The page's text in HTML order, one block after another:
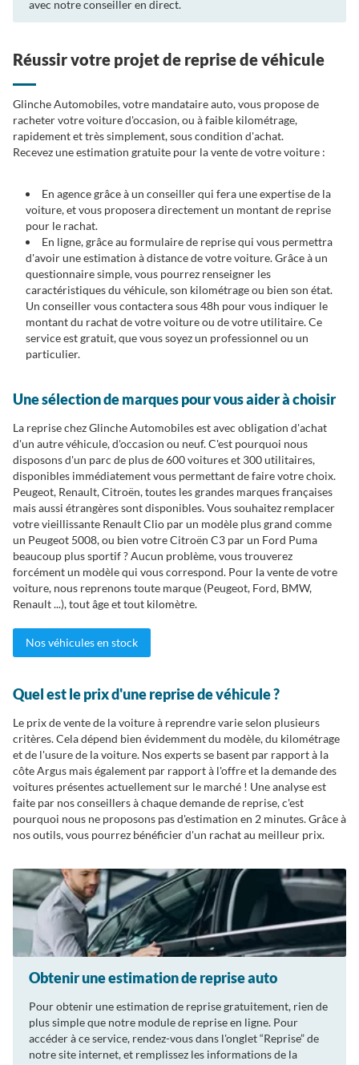
avec notre conseiller en direct.
Réussir votre projet de reprise de véhicule
Glinche Automobiles, votre mandataire auto, vous propose de
racheter votre voiture d'occasion, ou à faible kilométrage,
rapidement et très simplement, sous condition d'achat.
Recevez une estimation gratuite pour la vente de votre voiture :
En agence grâce à un conseiller qui fera une expertise de la
voiture, et vous proposera directement un montant de reprise
pour le rachat.
En ligne, grâce au formulaire de reprise qui vous permettra
d'avoir une estimation à distance de votre voiture. Grâce à un
questionnaire simple, vous pourrez renseigner les
caractéristiques du véhicule, son kilométrage ou bien son état.
Un conseiller vous contactera sous 48h pour vous indiquer le
montant du rachat de votre voiture ou de votre utilitaire. Ce
service est gratuit, que vous soyez un professionnel ou un
particulier.
Une sélection de marques pour vous aider à choisir
La reprise chez Glinche Automobiles est avec obligation d'achat
d'un autre véhicule, d'occasion ou neuf. C'est pourquoi nous
disposons d'un parc de plus de 600 voitures et 300 utilitaires,
disponibles immédiatement vous permettant de faire votre choix.
Peugeot, Renault, Citroën, toutes les grandes marques françaises
mais aussi étrangères sont disponibles. Vous souhaitez remplacer
votre vieillissante Renault Clio par un modèle plus grand comme
un Peugeot 5008, ou bien votre Citroën C3 par un Ford Puma
beaucoup plus sportif ? Aucun problème, vous trouverez
forcément un modèle qui vous correspond. Pour la vente de votre
voiture, nous reprenons toute marque (Peugeot, Ford, BMW,
Renault ...), tout âge et tout kilomètre.
Nos véhicules en stock
Quel est le prix d'une reprise de véhicule ?
Le prix de vente de la voiture à reprendre varie selon plusieurs
critères. Cela dépend bien évidemment du modèle, du kilométrage
et de l'usure de la voiture. Nos experts se basent par rapport à la
côte Argus mais également par rapport à l'offre et la demande des
voitures présentes actuellement sur le marché ! Une analyse est
faite par nos conseillers à chaque demande de reprise, c'est
pourquoi nous ne proposons pas d'estimation en 2 minutes. Grâce à
nos outils, vous pourrez bénéficier d'un rachat au meilleur prix.
Obtenir une estimation de reprise auto
Pour obtenir une estimation de reprise gratuitement, rien de
plus simple que notre module de reprise en ligne. Pour
accéder à ce service, rendez-vous dans l'onglet “Reprise” de
notre site internet, et remplissez les informations de la